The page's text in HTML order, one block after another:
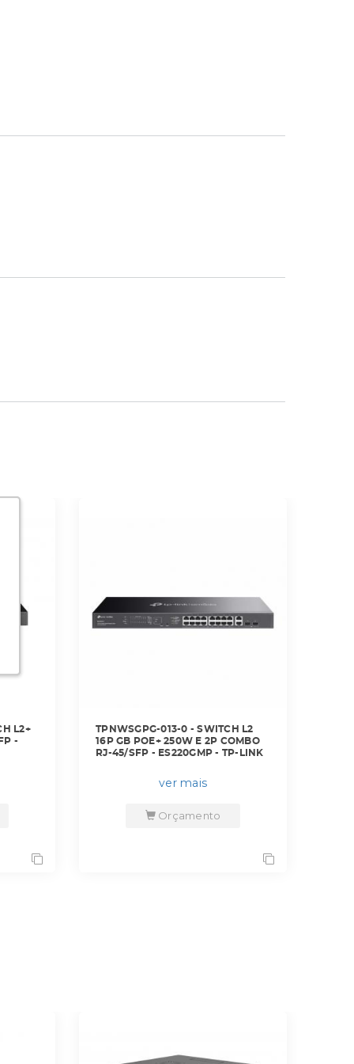
L2+
-
TPNWSGPG-013-0 - SWITCH L2
16P GB POE+ 250W E 2P COMBO
RJ-45/SFP - ES220GMP - TP-LINK
ver mais
Orçamento